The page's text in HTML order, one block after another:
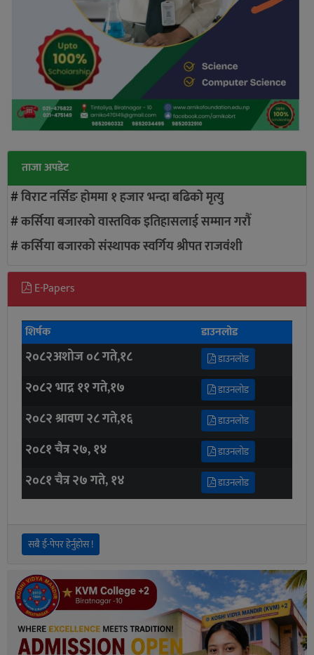
ताजा अपडेट
#विराट नर्सिङ हाेममा १ हजार भन्दा बढिकाे मृत्यु
#कर्सिया बजारको वास्तविक इतिहासलाई सम्मान गरौँ
#कर्सिया बजारको संस्थापक स्वर्गिय श्रीपत राजवंशी
E-Papers
शिर्षक डाउनलोड
२०८२अशोज ०८ गते,१८ डाउनलोड
२०८२ भाद्र ११ गते,१७ डाउनलोड
२०८२ श्रावण २८ गते,१६ डाउनलोड
२०८१ चैत्र २७, १४ डाउनलोड
२०८१ चैत्र २७ गते, १४ डाउनलोड
सबै ई-पेपर हेर्नुहोस !